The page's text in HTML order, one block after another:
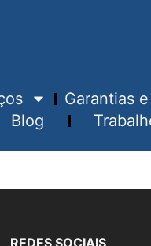
Garantias
Blog